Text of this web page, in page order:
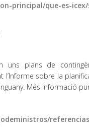
principal/que-es-
uns plans de
l’Informe sobre la
Més informació